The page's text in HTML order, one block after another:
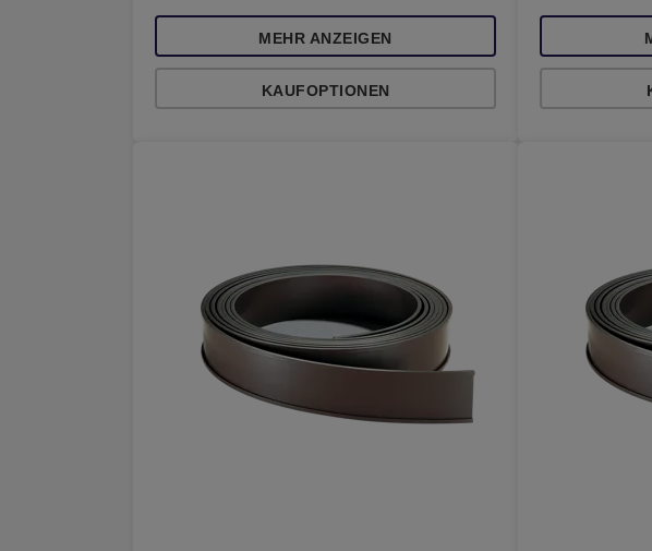
MEHR ANZEIGEN
KAUFOPTIONEN